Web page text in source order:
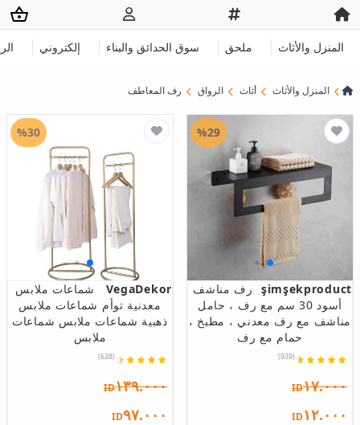
المنزل والأثاث ملحق سوق الحدائق والبناء إلكتروني
المنزل والأثاث أثاث الرواق رف المعاطف
şimşekproduct
رف مناشف
أسود 30 سم مع رف ، حامل
مناشف مع رف معدني ، مطبخ ،
حمام مع رف
(939)
ID١٧.٠٠٠
ID١٢.٠٠٠
%29
VegaDekor
شماعات ملابس
معدنية توأم شماعات ملابس
ذهبية شماعات ملابس شماعات
ملابس
(638)
ID١٣٩.٠٠٠
ID٩٧.٠٠٠
%30